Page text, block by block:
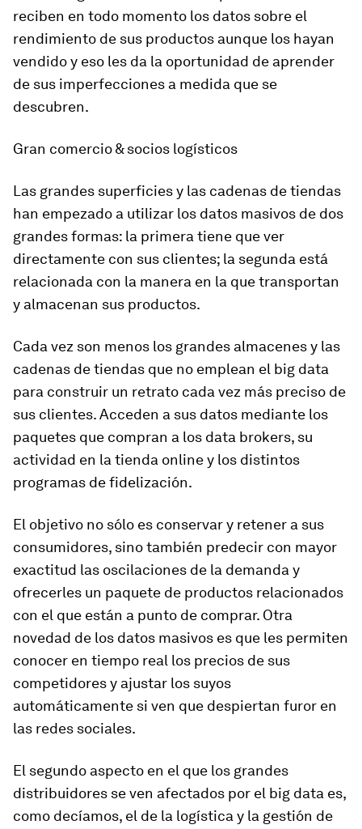
reciben en todo momento los datos sobre el
rendimiento de sus productos aunque los hayan
vendido y eso les da la oportunidad de aprender
de sus imperfecciones a medida que se
descubren.
Gran comercio & socios logísticos
Las grandes superficies y las cadenas de tiendas
han empezado a utilizar los datos masivos de dos
grandes formas: la primera tiene que ver
directamente con sus clientes; la segunda está
relacionada con la manera en la que transportan
y almacenan sus productos.
Cada vez son menos los grandes almacenes y las
cadenas de tiendas que no emplean el big data
para construir un retrato cada vez más preciso de
sus clientes. Acceden a sus datos mediante los
paquetes que compran a los data brokers, su
actividad en la tienda online y los distintos
programas de fidelización.
El objetivo no sólo es conservar y retener a sus
consumidores, sino también predecir con mayor
exactitud las oscilaciones de la demanda y
ofrecerles un paquete de productos relacionados
con el que están a punto de comprar. Otra
novedad de los datos masivos es que les permiten
conocer en tiempo real los precios de sus
competidores y ajustar los suyos
automáticamente si ven que despiertan furor en
las redes sociales.
El segundo aspecto en el que los grandes
distribuidores se ven afectados por el big data es,
como decíamos, el de la logística y la gestión de